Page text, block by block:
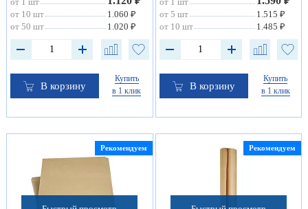
от 10 шт
1.060 ₽
от 50 шт
1.020 ₽
В корзину
Купить
в 1 клик
от 5 шт
1.515 ₽
от 10 шт
1.485 ₽
В корзину
Купить
в 1 клик
Рекомендуем Рекомендуем